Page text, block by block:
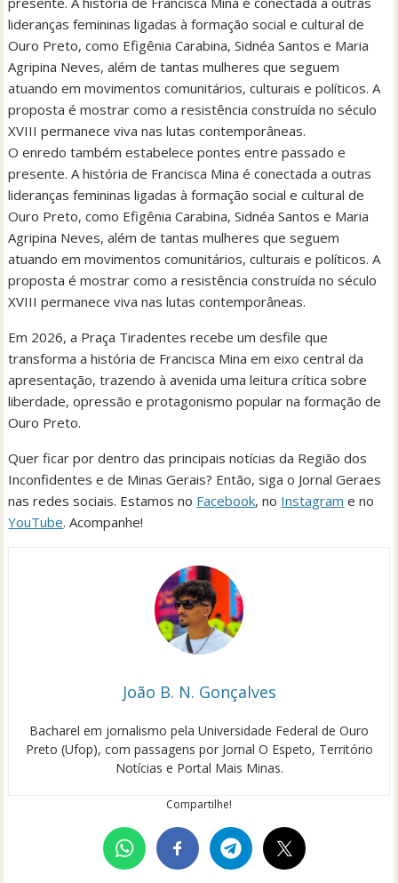
lideranças femininas ligadas à formação social e cultural de
Ouro Preto, como Efigênia Carabina, Sidnéa Santos e Maria
Agripina Neves, além de tantas mulheres que seguem
atuando em movimentos comunitários, culturais e políticos. A
proposta é mostrar como a resistência construída no século
XVIII permanece viva nas lutas contemporâneas.
O enredo também estabelece pontes entre passado e
presente. A história de Francisca Mina é conectada a outras
lideranças femininas ligadas à formação social e cultural de
Ouro Preto, como Efigênia Carabina, Sidnéa Santos e Maria
Agripina Neves, além de tantas mulheres que seguem
atuando em movimentos comunitários, culturais e políticos. A
proposta é mostrar como a resistência construída no século
XVIII permanece viva nas lutas contemporâneas.
Em 2026, a Praça Tiradentes recebe um desfile que
transforma a história de Francisca Mina em eixo central da
apresentação, trazendo à avenida uma leitura crítica sobre
liberdade, opressão e protagonismo popular na formação de
Ouro Preto.
Quer ficar por dentro das principais notícias da Região dos
Inconfidentes e de Minas Gerais? Então, siga o Jornal Geraes
nas redes sociais. Estamos no Facebook, no Instagram e no
YouTube. Acompanhe!
João B. N. Gonçalves
Bacharel em jornalismo pela Universidade Federal de Ouro
Preto (Ufop), com passagens por Jornal O Espeto, Território
Notícias e Portal Mais Minas.
Compartilhe!